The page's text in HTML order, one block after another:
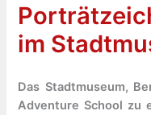
im
Das Stadtmuseum,
Adventure School zu